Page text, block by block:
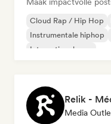
Cloud Rap / Hip Hop
Instrumentale hiphop
Internationale rap
Relik -
Media